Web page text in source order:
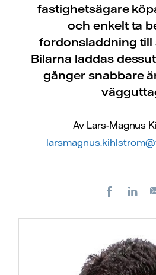
fastighetsägare
och enkelt ta
fordonsladdning till
Bilarna laddas
gånger snabbare
Av Lars-Magnus